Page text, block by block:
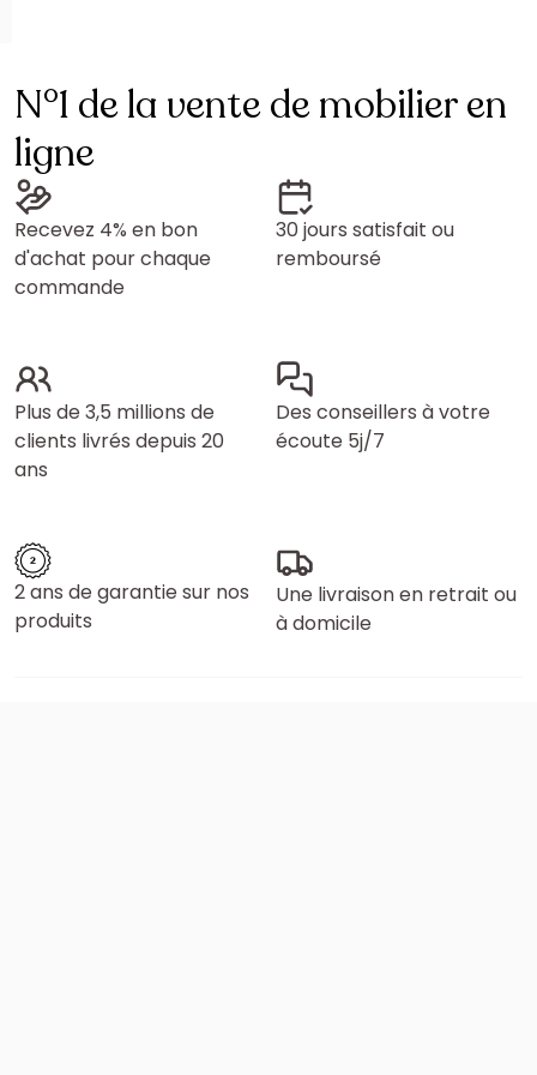
N°1 de la vente de mobilier en
ligne
Recevez 4% en bon
d'achat pour chaque
commande
30 jours satisfait ou
remboursé
Plus de 3,5 millions de
clients livrés depuis 20
ans
Des conseillers à votre
écoute 5j/7
2 ans de garantie sur nos
produits
Une livraison en retrait ou
à domicile